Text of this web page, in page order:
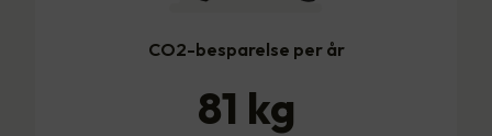
CO2-besparelse per år
81 kg